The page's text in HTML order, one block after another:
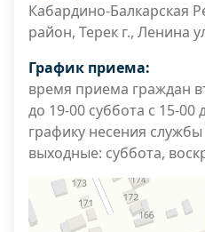
Кабардино-Балкарская
район, Терек г., Ленина
График приема:
время приема граждан
до 19-00 суббота с 15-
графику несения службы
выходные: суббота,